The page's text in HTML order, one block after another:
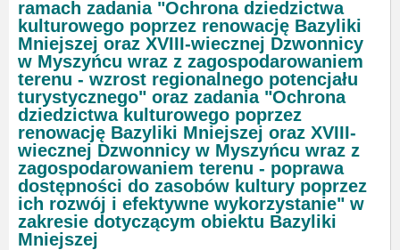
ramach zadania "Ochrona dziedzictwa
kulturowego poprzez renowację Bazyliki
Mniejszej oraz XVIII-wiecznej Dzwonnicy
w Myszyńcu wraz z zagospodarowaniem
terenu - wzrost regionalnego potencjału
turystycznego" oraz zadania "Ochrona
dziedzictwa kulturowego poprzez
renowację Bazyliki Mniejszej oraz XVIII-
wiecznej Dzwonnicy w Myszyńcu wraz z
zagospodarowaniem terenu - poprawa
dostępności do zasobów kultury poprzez
ich rozwój i efektywne wykorzystanie" w
zakresie dotyczącym obiektu Bazyliki
Mniejszej